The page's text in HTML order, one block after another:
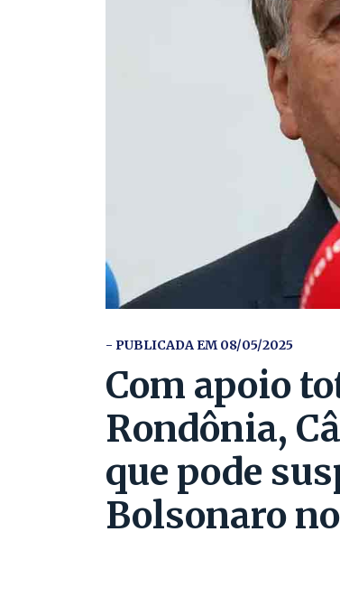
- PUBLICADA EM 08/05/2025
Com apoio
Rondônia,
que pode
Bolsonaro